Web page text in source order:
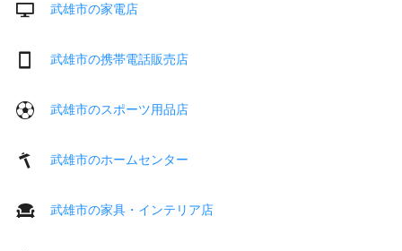
武雄市の家電店
武雄市の携帯電話販売店
武雄市のスポーツ用品店
武雄市のホームセンター
武雄市の家具・インテリア店